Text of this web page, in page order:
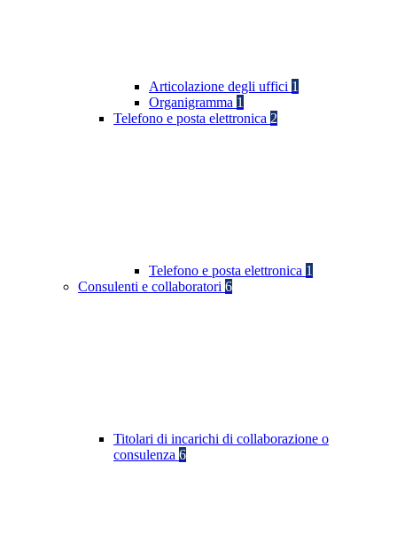
Articolazione degli uffici 1
Organigramma 1
Telefono e posta elettronica 2
Telefono e posta elettronica 1
Consulenti e collaboratori 6
Titolari di incarichi di collaborazione o
consulenza 6